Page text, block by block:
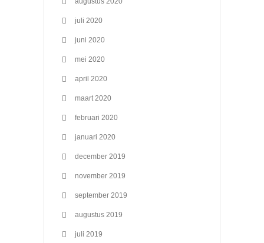
juli 2020
juni 2020
mei 2020
april 2020
maart 2020
februari 2020
januari 2020
december 2019
november 2019
september 2019
augustus 2019
juli 2019